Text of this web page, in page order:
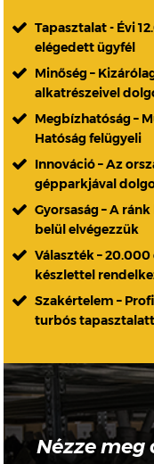
Tapasztalat - Évi
elégedett ügyfél
Minőség –
alkatrészeivel
Megbízhatóság –
Hatóság felügyeli
Innováció – Az
gépparkjával
Gyorsaság – A
belül elvégezzük
Választék –
készlettel
Szakértelem –
turbós
Nézze